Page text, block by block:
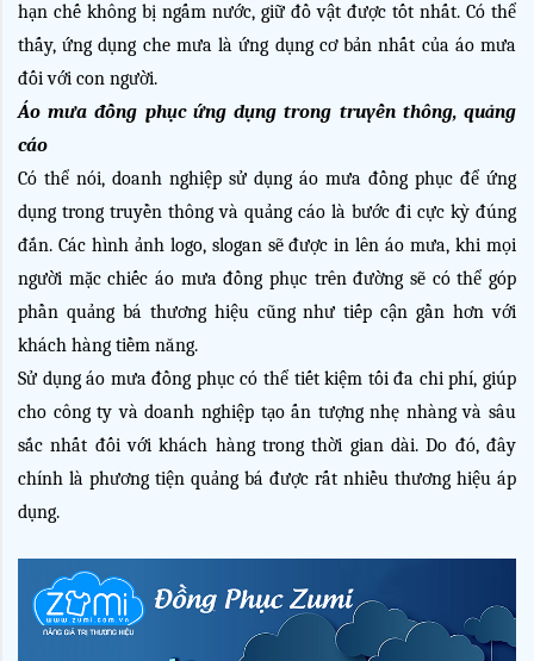
hạn chế không bị ngấm nước, giữ đồ vật được tốt nhất. Có thể
thấy, ứng dụng che mưa là ứng dụng cơ bản nhất của áo mưa
đối với con người.
Áo mưa đồng phục ứng dụng trong truyền thông, quảng
cáo
Có thể nói, doanh nghiệp sử dụng áo mưa đồng phục để ứng
dụng trong truyền thông và quảng cáo là bước đi cực kỳ đúng
đắn. Các hình ảnh logo, slogan sẽ được in lên áo mưa, khi mọi
người mặc chiếc áo mưa đồng phục trên đường sẽ có thể góp
phần quảng bá thương hiệu cũng như tiếp cận gần hơn với
khách hàng tiềm năng.
Sử dụng áo mưa đồng phục có thể tiết kiệm tối đa chi phí, giúp
cho công ty và doanh nghiệp tạo ấn tượng nhẹ nhàng và sâu
sắc nhất đối với khách hàng trong thời gian dài. Do đó, đây
chính là phương tiện quảng bá được rất nhiều thương hiệu áp
dụng.